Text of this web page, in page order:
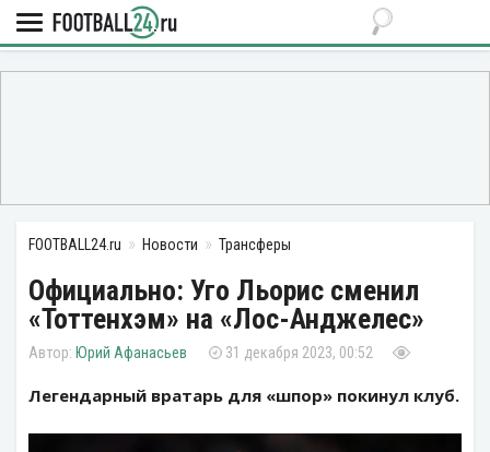
FOOTBALL24.ru Новости Трансферы
Официально: Уго Льорис сменил
«Тоттенхэм» на «Лос-Анджелес»
Юрий Афанасьев 31 декабря 2023, 00:52
Легендарный вратарь для «шпор» покинул клуб.